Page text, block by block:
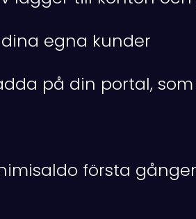
egna kunder
på din portal,
första